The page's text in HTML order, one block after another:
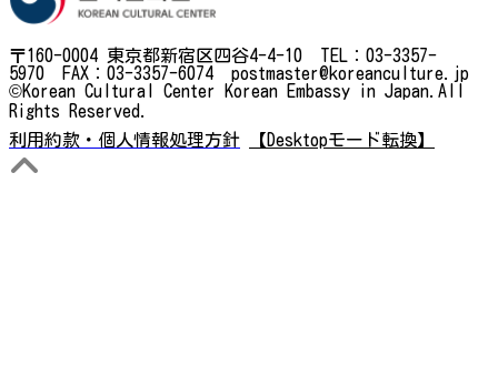
〒160-0004 東京都新宿区四谷4-4-10 TEL：03-3357-
5970 FAX：03-3357-6074 postmaster@koreanculture.jp
©Korean Cultural Center Korean Embassy in Japan.All
Rights Reserved.
利用約款・個人情報処理方針
【Desktopモード転換】